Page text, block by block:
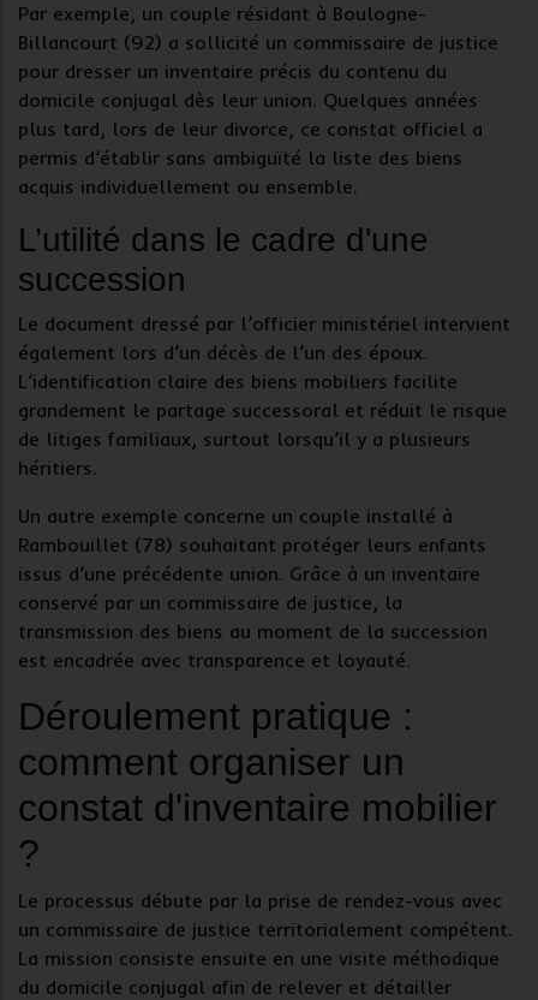
Par exemple, un couple résidant à Boulogne-
Billancourt (92) a sollicité un commissaire de justice
pour dresser un inventaire précis du contenu du
domicile conjugal dès leur union. Quelques années
plus tard, lors de leur divorce, ce constat officiel a
permis d’établir sans ambiguïté la liste des biens
acquis individuellement ou ensemble.
L’utilité dans le cadre d'une
succession
Le document dressé par l’officier ministériel intervient
également lors d’un décès de l’un des époux.
L’identification claire des biens mobiliers facilite
grandement le partage successoral et réduit le risque
de litiges familiaux, surtout lorsqu’il y a plusieurs
héritiers.
Un autre exemple concerne un couple installé à
Rambouillet (78) souhaitant protéger leurs enfants
issus d’une précédente union. Grâce à un inventaire
conservé par un commissaire de justice, la
transmission des biens au moment de la succession
est encadrée avec transparence et loyauté.
Déroulement pratique :
comment organiser un
constat d'inventaire mobilier
?
Le processus débute par la prise de rendez-vous avec
un commissaire de justice territorialement compétent.
La mission consiste ensuite en une visite méthodique
du domicile conjugal afin de relever et détailler